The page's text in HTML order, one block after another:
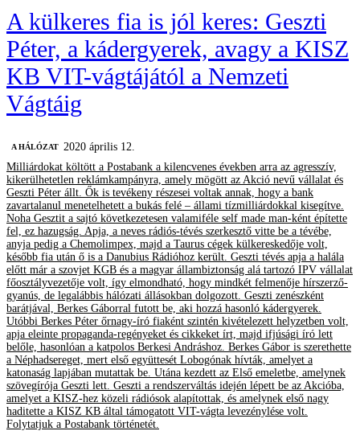
A külkeres fia is jól keres: Geszti
Péter, a kádergyerek, avagy a KISZ
KB VIT-vágtájától a Nemzeti
Vágtáig
A HÁLÓZAT
2020 április 12.
Milliárdokat költött a Postabank a kilencvenes években arra az agresszív,
kikerülhetetlen reklámkampányra, amely mögött az Akció nevű vállalat és
Geszti Péter állt. Ők is tevékeny részesei voltak annak, hogy a bank
zavartalanul menetelhetett a bukás felé – állami tízmilliárdokkal kisegítve.
Noha Gesztit a sajtó következetesen valamiféle self made man-ként építette
fel, ez hazugság. Apja, a neves rádiós-tévés szerkesztő vitte be a tévébe,
anyja pedig a Chemolimpex, majd a Taurus cégek külkereskedője volt,
később fia után ő is a Danubius Rádióhoz került. Geszti tévés apja a halála
előtt már a szovjet KGB és a magyar állambiztonság alá tartozó IPV vállalat
főosztályvezetője volt, így elmondható, hogy mindkét felmenője hírszerző-
gyanús, de legalábbis hálózati állásokban dolgozott. Geszti zenészként
barátjával, Berkes Gáborral futott be, aki hozzá hasonló kádergyerek.
Utóbbi Berkes Péter őrnagy-író fiaként szintén kivételezett helyzetben volt,
apja eleinte propaganda-regényeket és cikkeket írt, majd ifjúsági író lett
belőle, hasonlóan a katpolos Berkesi Andráshoz. Berkes Gábor is szerethette
a Néphadsereget, mert első együttesét Lobogónak hívták, amelyet a
katonaság lapjában mutattak be. Utána kezdett az Első emeletbe, amelynek
szövegírója Geszti lett. Geszti a rendszerváltás idején lépett be az Akcióba,
amelyet a KISZ-hez közeli rádiósok alapítottak, és amelynek első nagy
haditette a KISZ KB által támogatott VIT-vágta levezénylése volt.
Folytatjuk a Postabank történetét.